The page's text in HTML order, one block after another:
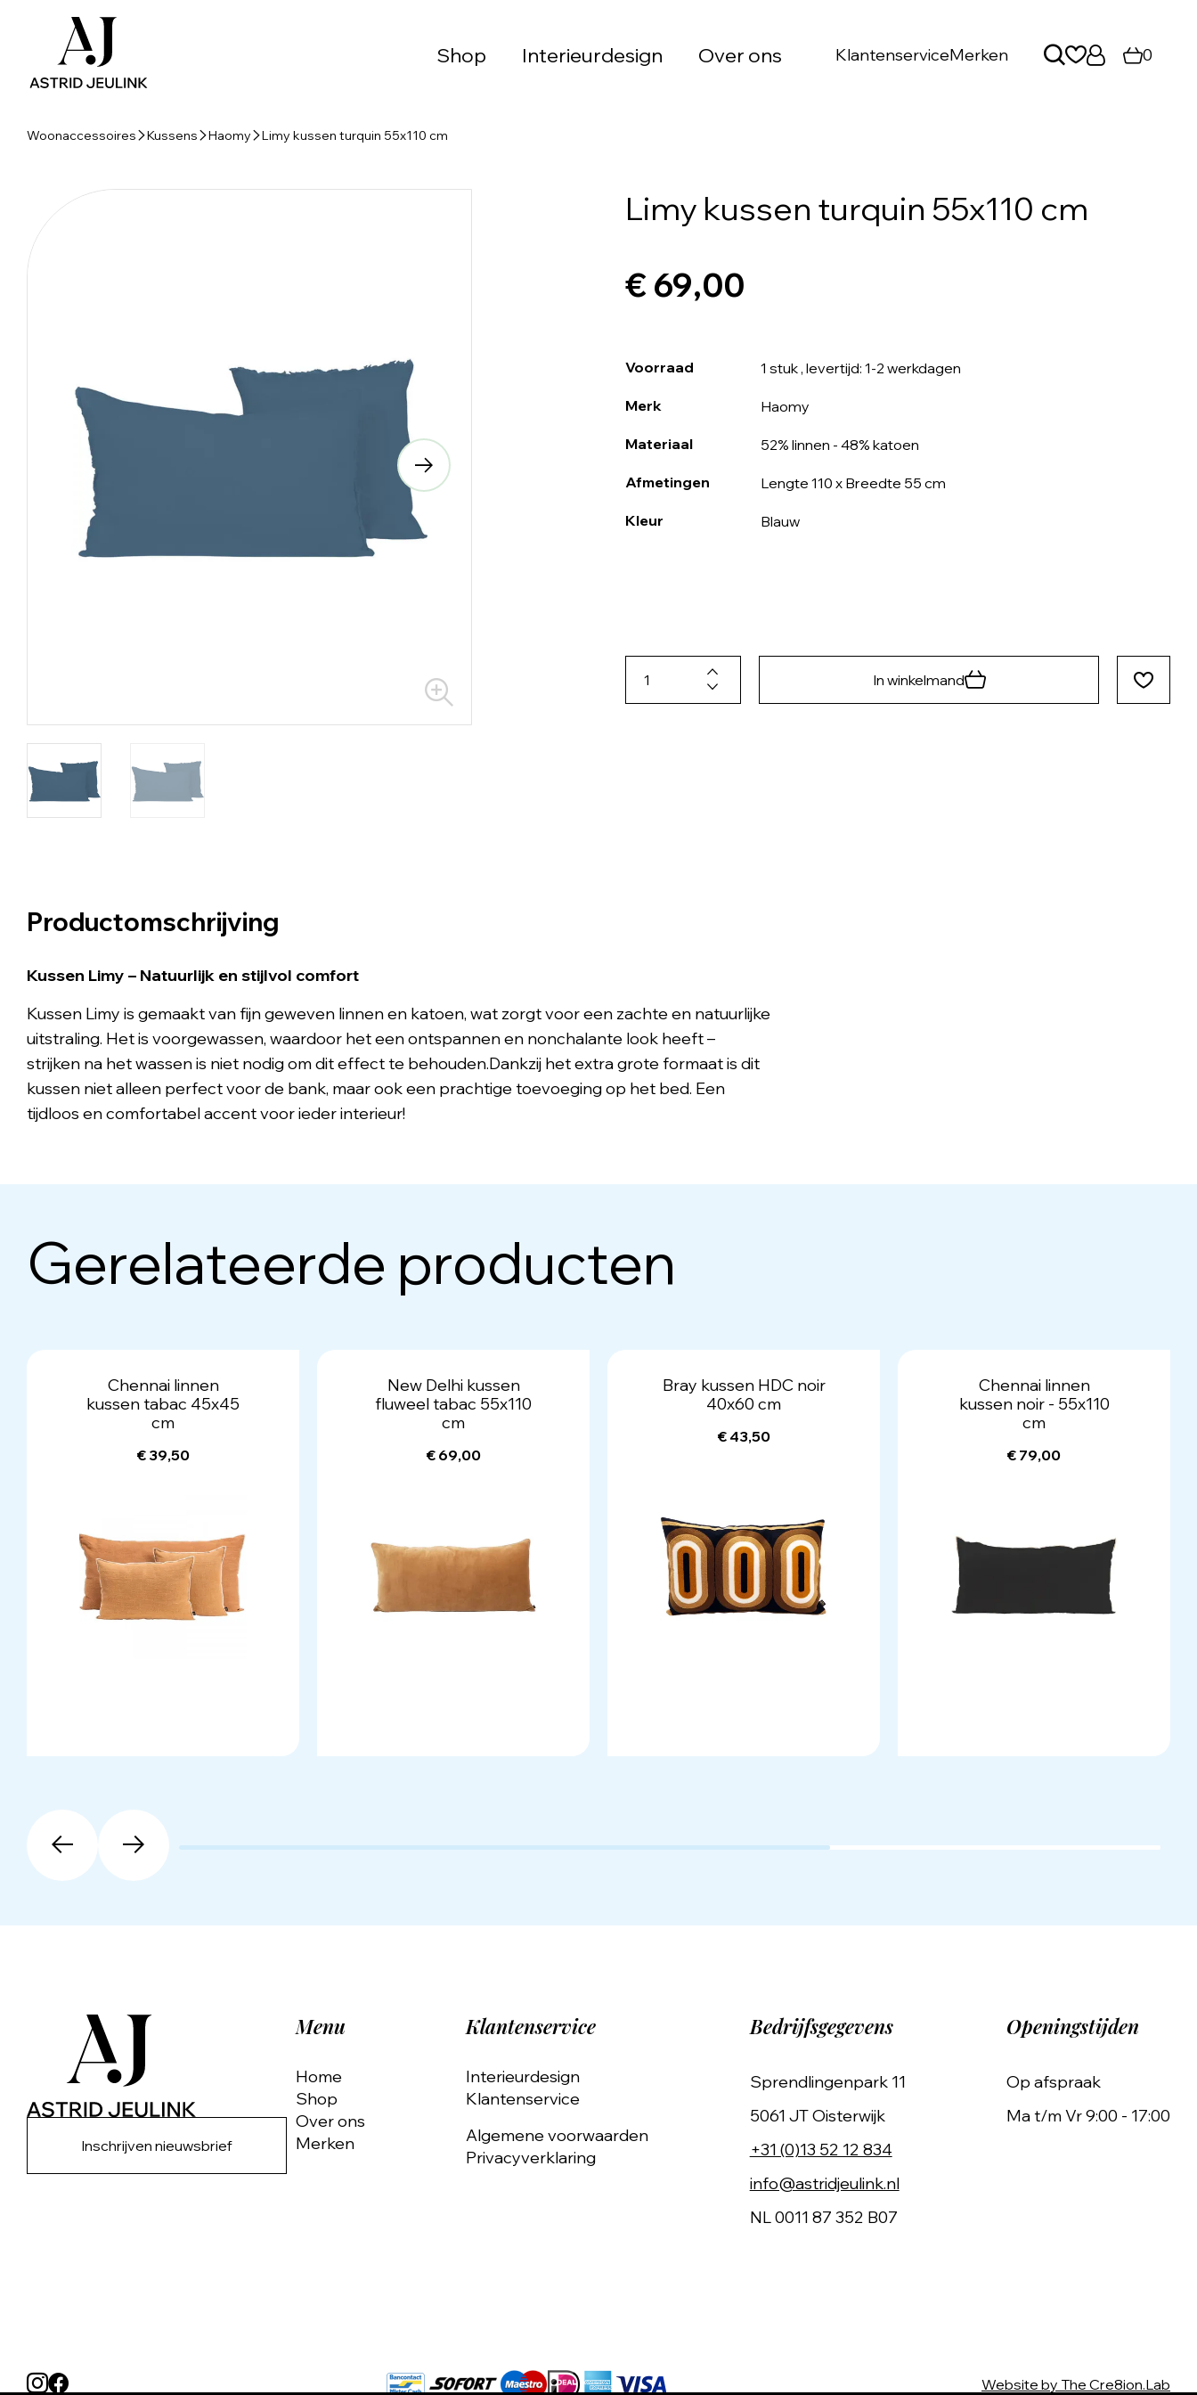
Shop Interieurdesign Over ons KlantenserviceMerken 0
Woonaccessoires Kussens Haomy Limy kussen turquin 55x110 cm
Limy kussen turquin 55x110 cm
€ 69,00
Voorraad 1 stuk, levertijd: 1-2 werkdagen
Merk Haomy
Materiaal 52% linnen - 48% katoen
Afmetingen Lengte 110 x Breedte 55 cm
Kleur Blauw
In winkelmand
Productomschrijving
Kussen Limy – Natuurlijk en stijlvol comfort
Kussen Limy is gemaakt van fijn geweven linnen en katoen, wat zorgt voor een zachte en natuurlijke
uitstraling. Het is voorgewassen, waardoor het een ontspannen en nonchalante look heeft –
strijken na het wassen is niet nodig om dit effect te behouden.Dankzij het extra grote formaat is dit
kussen niet alleen perfect voor de bank, maar ook een prachtige toevoeging op het bed. Een
tijdloos en comfortabel accent voor ieder interieur!
Gerelateerde producten
Chennai linnen
kussen tabac 45x45
cm
€ 39,50
New Delhi kussen
fluweel tabac 55x110
cm
€ 69,00
Bray kussen HDC noir
40x60 cm
€ 43,50
Chennai linnen
kussen noir - 55x110
cm
€ 79,00
Inschrijven nieuwsbrief
Menu
Home
Shop
Over ons
Merken
Klantenservice
Interieurdesign
Klantenservice
Algemene voorwaarden
Privacyverklaring
Bedrijfsgegevens
Sprendlingenpark 11
5061 JT Oisterwijk
+31 (0)13 52 12 834
info@astridjeulink.nl
NL 0011 87 352 B07
Openingstijden
Op afspraak
Ma t/m Vr 9:00 - 17:00
Website by The Cre8ion.Lab